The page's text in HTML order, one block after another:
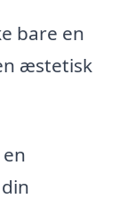
bare en
æstetisk